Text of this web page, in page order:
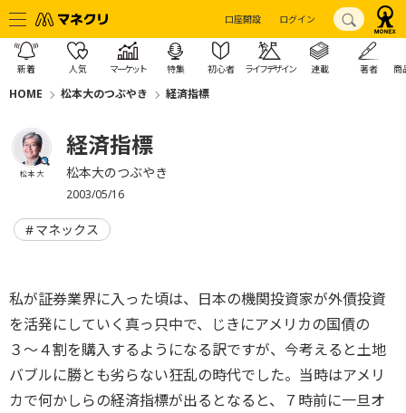
口座開設 ログイン
新着 人気 マーケット 特集 初心者 ライフデザイン 連載 著者 商
HOME 松本大のつぶやき 経済指標
松本 大
経済指標
松本大のつぶやき
2003/05/16
マネックス
私が証券業界に入った頃は、日本の機関投資家が外債投資
を活発にしていく真っ只中で、じきにアメリカの国債の
３〜４割を購入するようになる訳ですが、今考えると土地
バブルに勝とも劣らない狂乱の時代でした。当時はアメリ
カで何かしらの経済指標が出るとなると、７時前に一旦オ